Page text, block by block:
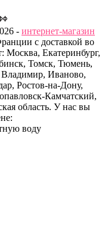
- интернет-магазин
с доставкой во
Москва, Екатеринбург,
Томск, Тюмень,
Иваново,
Ростов-на-Дону,
Камчатский,
область. У нас вы
воду